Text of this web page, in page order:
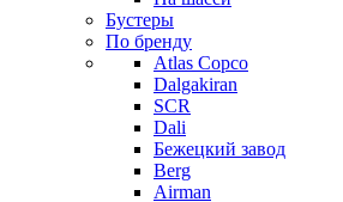
Бустеры
По бренду
Atlas Copco
Dalgakiran
SCR
Dali
Бежецкий завод
Berg
Airman